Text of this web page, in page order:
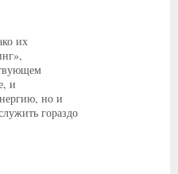
их
и
но и
гораздо